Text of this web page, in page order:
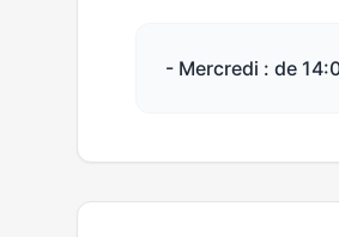
- Mercredi : de